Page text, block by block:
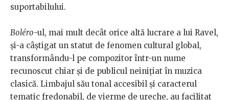
suportabilului.
Boléro-ul, mai mult decât orice altă lucrare a lui Ravel,
și-a câștigat un statut de fenomen cultural global,
transformându-l pe compozitor într-un nume
recunoscut chiar și de publicul neinițiat în muzica
clasică. Limbajul său tonal accesibil și caracterul
tematic fredonabil, de vierme de ureche, au facilitat